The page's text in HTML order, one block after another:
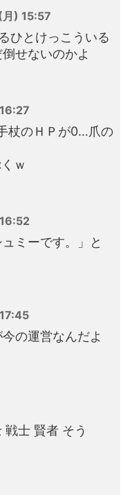
) 15:57
ひとけっこういる
せないのかよ
杖のＨＰが0…爪の
ｗ
ミーです。」と
の運営なんだよ
士 賢者 そう